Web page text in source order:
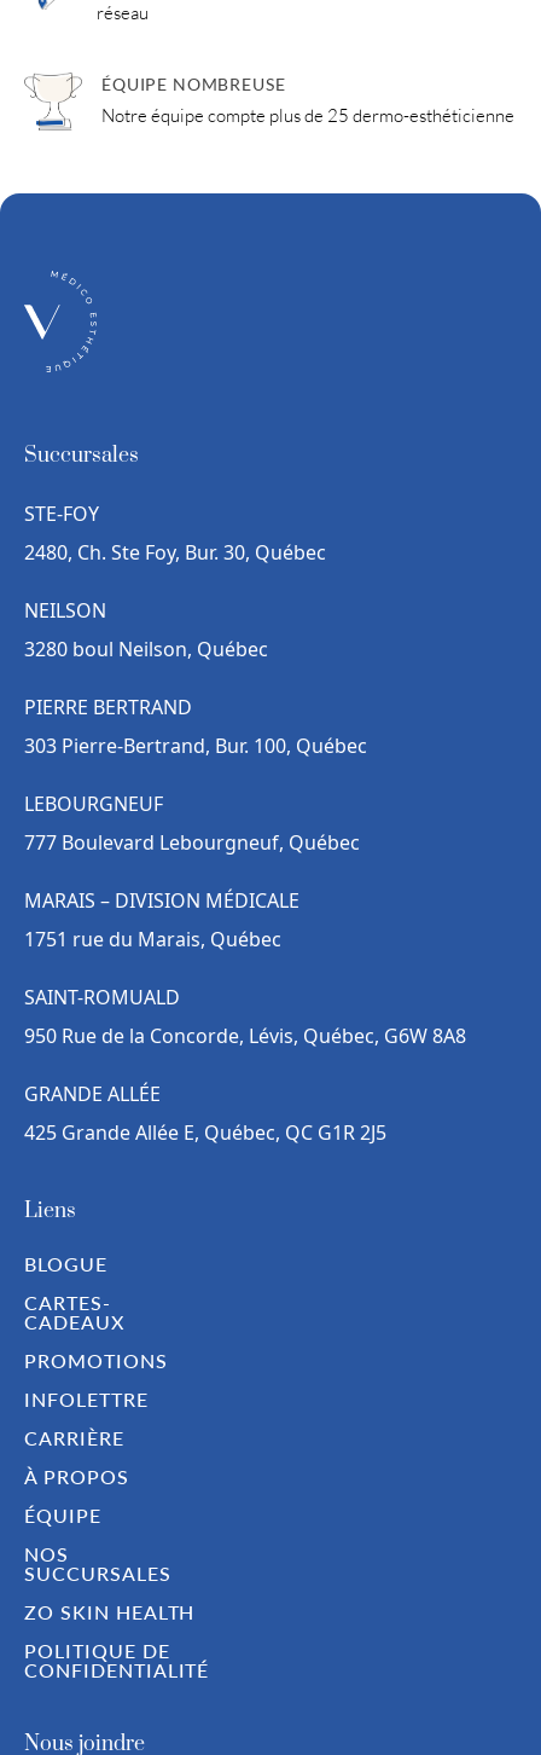
réseau
ÉQUIPE NOMBREUSE
Notre équipe compte plus de 25 dermo-esthéticienne
Succursales
STE-FOY
2480, Ch. Ste Foy, Bur. 30, Québec
NEILSON
3280 boul Neilson, Québec
PIERRE BERTRAND
303 Pierre-Bertrand, Bur. 100, Québec
LEBOURGNEUF
777 Boulevard Lebourgneuf, Québec
MARAIS – DIVISION MÉDICALE
1751 rue du Marais, Québec
SAINT-ROMUALD
950 Rue de la Concorde, Lévis, Québec, G6W 8A8
GRANDE ALLÉE
425 Grande Allée E, Québec, QC G1R 2J5
Liens
BLOGUE
CARTES-
CADEAUX
PROMOTIONS
INFOLETTRE
CARRIÈRE
À PROPOS
ÉQUIPE
NOS
SUCCURSALES
ZO SKIN HEALTH
POLITIQUE DE
CONFIDENTIALITÉ
Nous joindre